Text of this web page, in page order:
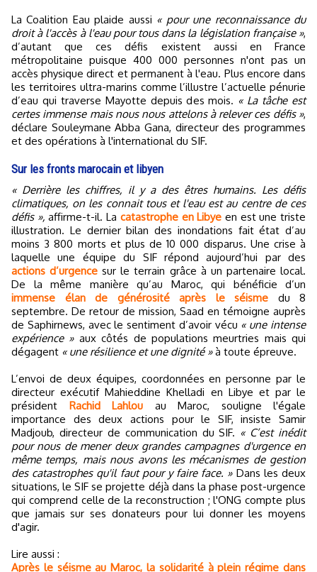
La Coalition Eau plaide aussi « pour une reconnaissance du
droit à l'accès à l'eau pour tous dans la législation française »,
d’autant que ces défis existent aussi en France
métropolitaine puisque 400 000 personnes n'ont pas un
accès physique direct et permanent à l'eau. Plus encore dans
les territoires ultra-marins comme l’illustre l’actuelle pénurie
d’eau qui traverse Mayotte depuis des mois. « La tâche est
certes immense mais nous nous attelons à relever ces défis »,
déclare Souleymane Abba Gana, directeur des programmes
et des opérations à l'international du SIF.
Sur les fronts marocain et libyen
« Derrière les chiffres, il y a des êtres humains. Les défis
climatiques, on les connait tous et l'eau est au centre de ces
défis », affirme-t-il. La catastrophe en Libye en est une triste
illustration. Le dernier bilan des inondations fait état d’au
moins 3 800 morts et plus de 10 000 disparus. Une crise à
laquelle une équipe du SIF répond aujourd’hui par des
actions d’urgence sur le terrain grâce à un partenaire local.
De la même manière qu’au Maroc, qui bénéficie d’un
immense élan de générosité après le séisme du 8
septembre. De retour de mission, Saad en témoigne auprès
de Saphirnews, avec le sentiment d’avoir vécu « une intense
expérience »aux côtés de populations meurtries mais qui
dégagent « une résilience et une dignité »à toute épreuve.
L’envoi de deux équipes, coordonnées en personne par le
directeur exécutif Mahieddine Khelladi en Libye et par le
président Rachid Lahlou au Maroc, souligne l'égale
importance des deux actions pour le SIF, insiste Samir
Madjoub, directeur de communication du SIF. « C’est inédit
pour nous de mener deux grandes campagnes d'urgence en
même temps, mais nous avons les mécanismes de gestion
des catastrophes qu'il faut pour y faire face. »Dans les deux
situations, le SIF se projette déjà dans la phase post-urgence
qui comprend celle de la reconstruction ; l'ONG compte plus
que jamais sur ses donateurs pour lui donner les moyens
d'agir.
Lire aussi :
Après le séisme au Maroc, la solidarité à plein régime dans